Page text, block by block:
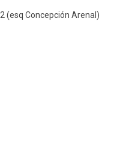
(esq Concepción Arenal)